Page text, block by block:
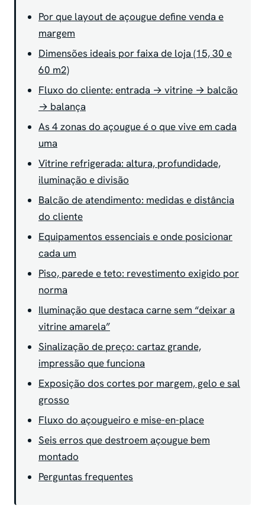
Por que layout de açougue define venda e
margem
Dimensões ideais por faixa de loja (15, 30 e
60 m2)
Fluxo do cliente: entrada → vitrine → balcão
→ balança
As 4 zonas do açougue é o que vive em cada
uma
Vitrine refrigerada: altura, profundidade,
iluminação e divisão
Balcão de atendimento: medidas e distância
do cliente
Equipamentos essenciais e onde posicionar
cada um
Piso, parede e teto: revestimento exigido por
norma
Iluminação que destaca carne sem “deixar a
vitrine amarela”
Sinalização de preço: cartaz grande,
impressão que funciona
Exposição dos cortes por margem, gelo e sal
grosso
Fluxo do açougueiro e mise-en-place
Seis erros que destroem açougue bem
montado
Perguntas frequentes